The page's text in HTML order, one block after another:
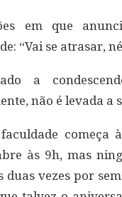
em que
“Vai se atrasar,
a
não é levada a
começa
às 9h, mas
duas vezes por